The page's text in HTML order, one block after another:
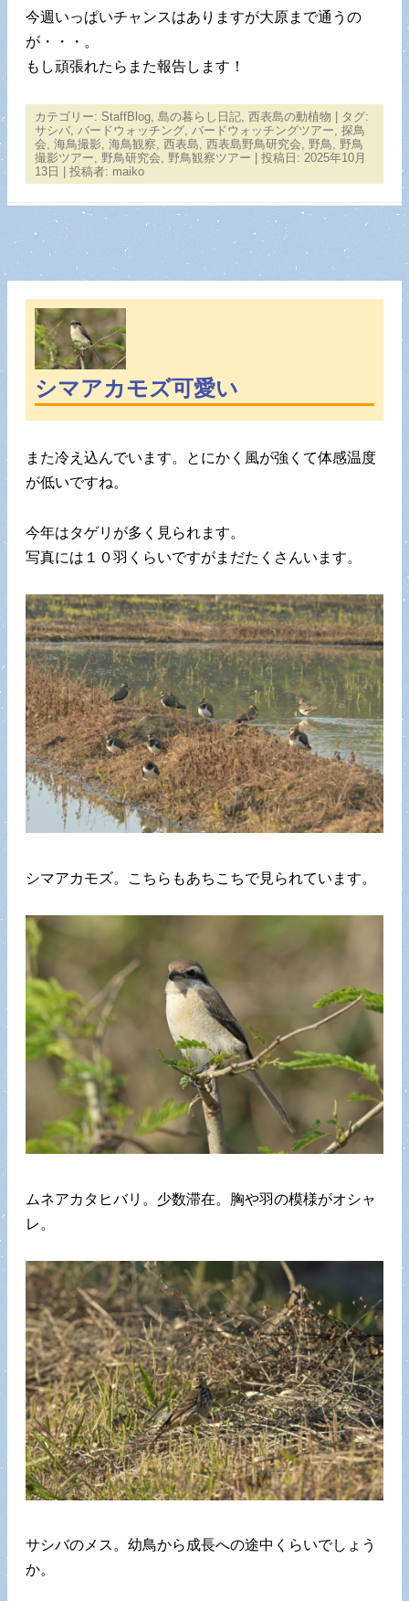
今週いっぱいチャンスはありますが大原まで通うの
が・・・。
もし頑張れたらまた報告します！
カテゴリー: StaffBlog 島の暮らし日記 西表島の動植物 | タグ:
サシバ バードウォッチング バードウォッチングツアー 探鳥
会 海鳥撮影 海鳥観察 西表島 西表島野鳥研究会 野鳥
野鳥
撮影ツアー
野鳥研究会 野鳥観察ツアー | 投稿日: 2025年10月
13日
投稿者: maiko
シマアカモズ可愛い
また冷え込んでいます。とにかく風が強くて体感温度
が低いですね。
今年はタゲリが多く見られます。
写真には１０羽くらいですがまだたくさんいます。
シマアカモズ。こちらもあちこちで見られています。
ムネアカタヒバリ。少数滞在。胸や羽の模様がオシャ
レ。
サシバのメス。幼鳥から成長への途中くらいでしょう
か。